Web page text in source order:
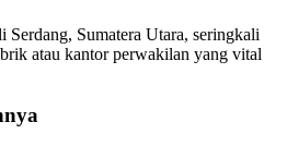
Sumatera Utara, seringkali
atau kantor perwakilan yang vital